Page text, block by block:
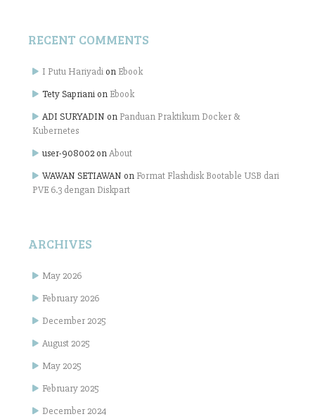
RECENT COMMENTS
I Putu Hariyadi on Ebook
Tety Sapriani on Ebook
ADI SURYADIN on Panduan Praktikum Docker &
Kubernetes
user-908002 onAbout
WAWAN SETIAWAN on Format Flashdisk Bootable USB dari
PVE 6.3 dengan Diskpart
ARCHIVES
May 2026
February 2026
December 2025
August 2025
May 2025
February 2025
December 2024